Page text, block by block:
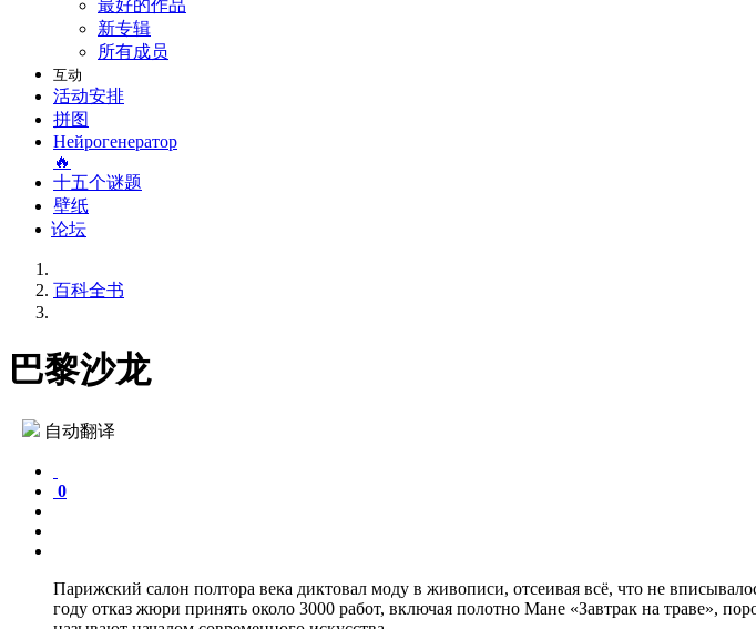
最好的作品
新专辑
所有成员
互动
活动安排
拼图
Нейрогенератор
🔥
十五个谜题
壁纸
论坛
百科全书
巴黎沙龙
自动翻译
0
Парижский салон полтора века диктовал моду в живописи, отсеивая всё, что не
году отказ жюри принять около 3000 работ, включая полотно Мане «Завтрак на траве»,